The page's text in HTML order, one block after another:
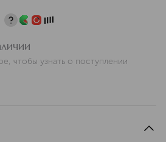
чтобы узнать о поступлении